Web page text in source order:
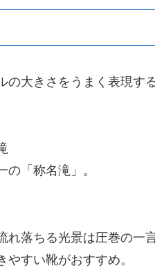
大きさをうまく表現す
「称名滝」。
落ちる光景は圧巻の一言
すい靴がおすすめ。